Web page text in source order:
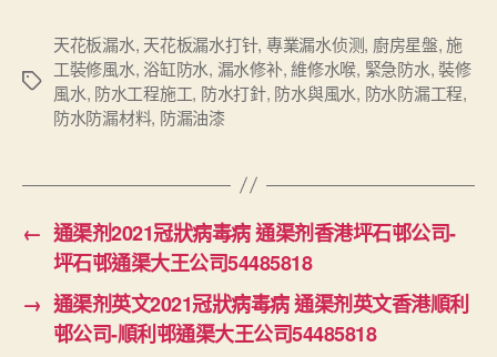
Tags
天花板漏水, 天花板漏水打针, 專業漏水侦测, 廚房星盤,施
工裝修風水, 浴缸防水, 漏水修补,維修水喉, 緊急防水,裝修
風水, 防水工程施工, 防水打針, 防水與風水, 防水防漏工程,
防水防漏材料, 防漏油漆
← 通渠剂2021冠狀病毒病 通渠剂香港坪石邨公司-
坪石邨通渠大王公司54485818
→ 通渠剂英文2021冠狀病毒病 通渠剂英文香港順利
邨公司-順利邨通渠大王公司54485818